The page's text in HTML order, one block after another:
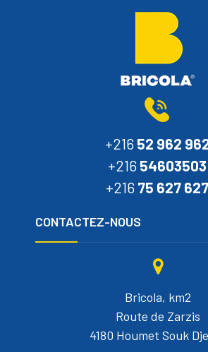
+216 52 962
+216 54603503
+216 75 627 627
CONTACTEZ-NOUS
Bricola, km2
Route de Zarzis
4180 Houmet Souk